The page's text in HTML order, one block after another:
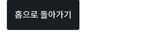
홈으로 돌아가기